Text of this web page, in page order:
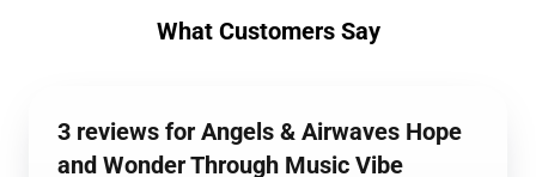
What Customers Say
3 reviews for Angels & Airwaves Hope
and Wonder Through Music Vibe